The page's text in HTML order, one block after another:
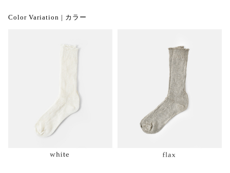
Color Variation | カラー